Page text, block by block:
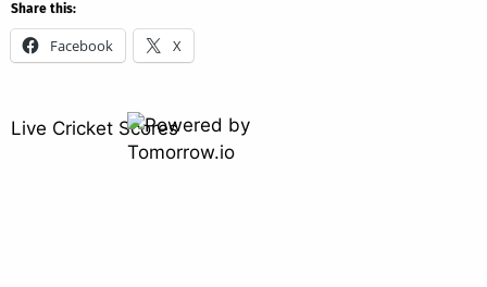
Share this:
Facebook X
Live Cricket Scores